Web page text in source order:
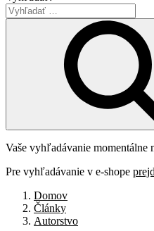
Vaše vyhľadávanie momentálne
Pre vyhľadávanie v e-shope
Domov
Články
Autorstvo